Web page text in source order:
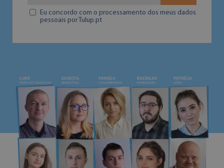
Eu concordo com o processamento dos meus dados
pessoais por Tulup.pt